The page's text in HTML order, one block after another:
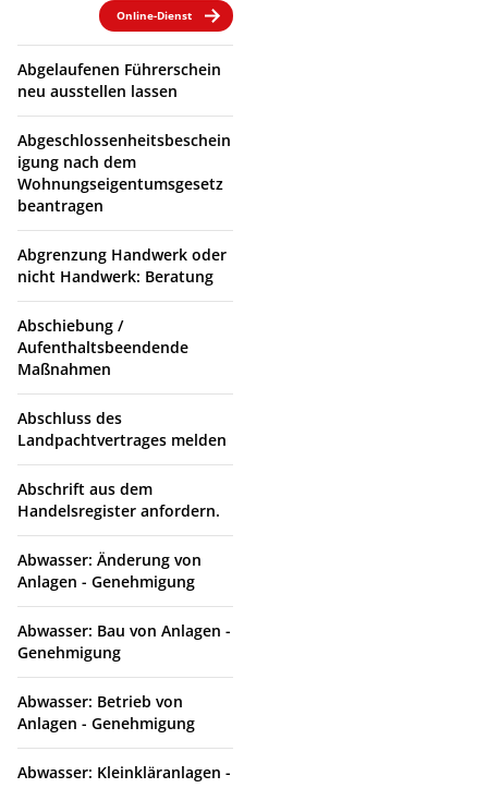
Online-Dienst
Abgelaufenen Führerschein
neu ausstellen lassen
Abgeschlossenheitsbeschein
igung nach dem
Wohnungseigentumsgesetz
beantragen
Abgrenzung Handwerk oder
nicht Handwerk: Beratung
Abschiebung /
Aufenthaltsbeendende
Maßnahmen
Abschluss des
Landpachtvertrages melden
Abschrift aus dem
Handelsregister anfordern.
Abwasser: Änderung von
Anlagen - Genehmigung
Abwasser: Bau von Anlagen -
Genehmigung
Abwasser: Betrieb von
Anlagen - Genehmigung
Abwasser: Kleinkläranlagen -